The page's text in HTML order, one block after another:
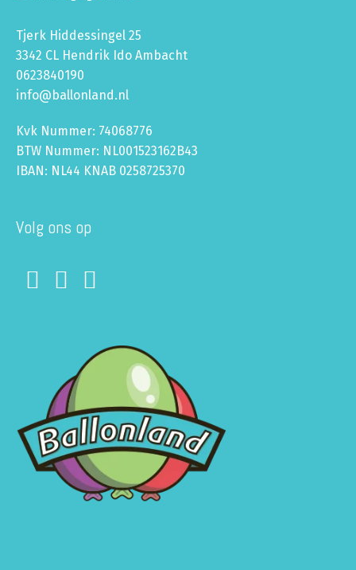
Tjerk Hiddessingel 25
3342 CL Hendrik Ido Ambacht
0623840190
info@ballonland.nl
Kvk Nummer: 74068776
BTW Nummer: NL001523162B43
IBAN: NL44 KNAB 0258725370
Volg ons op